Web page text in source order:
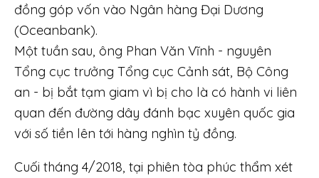
đồng góp vốn vào Ngân hàng Đại Dương
(Oceanbank).
Một tuần sau, ông Phan Văn Vĩnh - nguyên
Tổng cục trưởng Tổng cục Cảnh sát, Bộ Công
an - bị bắt tạm giam vì bị cho là có hành vi liên
quan đến đường dây đánh bạc xuyên quốc gia
với số tiền lên tới hàng nghìn tỷ đồng.
Cuối tháng 4/2018, tại phiên tòa phúc thẩm xét